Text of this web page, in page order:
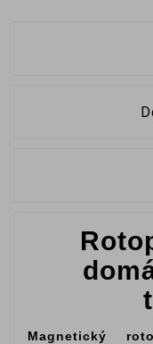
Magnetický